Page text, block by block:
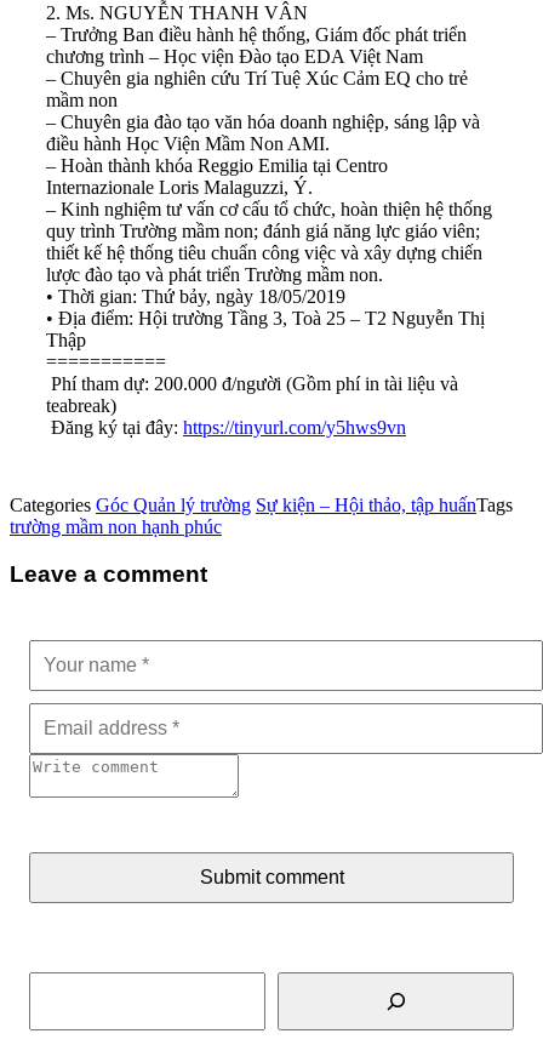
2. Ms. NGUYỄN THANH VÂN
– Trưởng Ban điều hành hệ thống, Giám đốc phát triển
chương trình – Học viện Đào tạo EDA Việt Nam
– Chuyên gia nghiên cứu Trí Tuệ Xúc Cảm EQ cho trẻ
mầm non
– Chuyên gia đào tạo văn hóa doanh nghiệp, sáng lập và
điều hành Học Viện Mầm Non AMI.
– Hoàn thành khóa Reggio Emilia tại Centro
Internazionale Loris Malaguzzi, Ý.
– Kinh nghiệm tư vấn cơ cấu tổ chức, hoàn thiện hệ thống
quy trình Trường mầm non; đánh giá năng lực giáo viên;
thiết kế hệ thống tiêu chuẩn công việc và xây dựng chiến
lược đào tạo và phát triển Trường mầm non.
• Thời gian: Thứ bảy, ngày 18/05/2019
• Địa điểm: Hội trường Tầng 3, Toà 25 – T2 Nguyễn Thị
Thập
===========
Phí tham dự: 200.000 đ/người (Gồm phí in tài liệu và
teabreak)
Đăng ký tại đây: https://tinyurl.com/y5hws9vn
Categories Góc Quản lý trường Sự kiện – Hội thảo, tập huấnTags
trường mầm non hạnh phúc
Leave a comment
Submit comment
Tìm kiếm